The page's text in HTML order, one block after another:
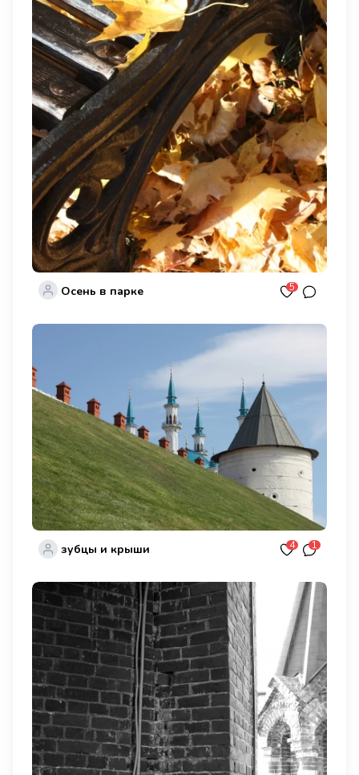
Осень в парке 5
зубцы и крыши 4 1